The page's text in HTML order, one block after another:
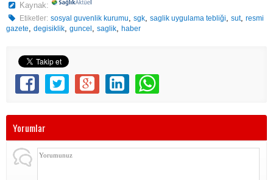
Kaynak:
Etiketler: sosyal guvenlik kurumu,sgk,saglik uygulama tebliği,sut,resmi
gazete, degisiklik, guncel , saglik, haber
Yorumlar